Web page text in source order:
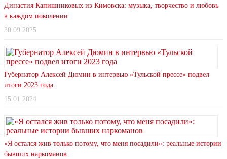
Династия Капишниковых из Кимовска: музыка, творчество и любовь
в каждом поколении
30.09.2025
Губернатор Алексей Дюмин в интервью «Тульской прессе» подвел
итоги 2023 года
15.01.2024
«Я остался жив только потому, что меня посадили»: реальные истории
бывших наркоманов